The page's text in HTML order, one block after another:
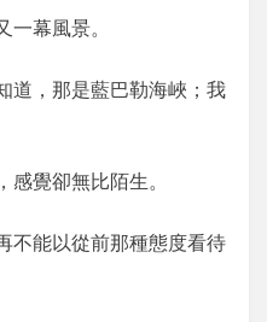
幕風景。
道，那是藍巴勒海峽；我
覺卻無比陌生。
不能以從前那種態度看待